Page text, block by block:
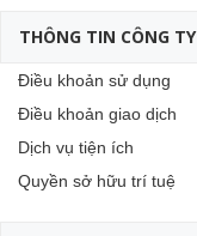
THÔNG TIN CÔNG TY
Điều khoản sử dụng
Điều khoản giao dịch
Dịch vụ tiện ích
Quyền sở hữu trí tuệ